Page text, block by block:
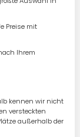
Preise mit
Ihrem
kennen wir nicht
versteckten
außerhalb der